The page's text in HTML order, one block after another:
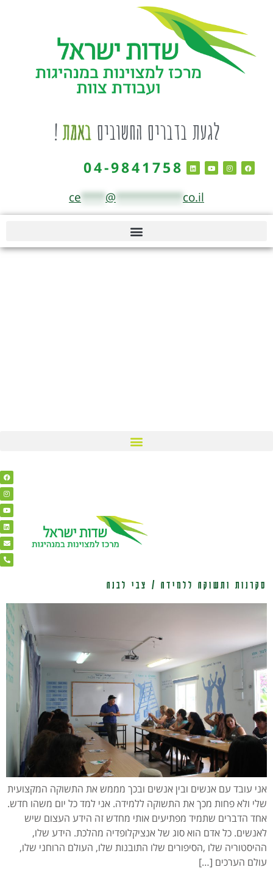
לגעת בדברים החשובים באמת!
04-9841758
ce****@***********co.il
סקרנות ותשוקה ללמידה / צבי לבנה
אני עובד עם אנשים ובין אנשים ובכך מממש את התשוקה המקצועית
שלי ולא פחות מכך את התשוקה ללמידה. אני למד כל יום משהו חדש.
אחד הדברים שתמיד מפתיעים אותי מחדש זה הידע העצום שיש
לאנשים. כל אדם הוא סוג של אנציקלופדיה מהלכת. הידע שלו,
ההיסטוריה שלו ,הסיפורים שלו התובנות שלו, העולם הרוחני שלו,
עולם הערכים […]